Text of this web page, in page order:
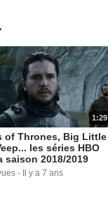
1:29
of Thrones, Big Little
les séries HBO
saison 2018/2019
- Il y a 7 ans